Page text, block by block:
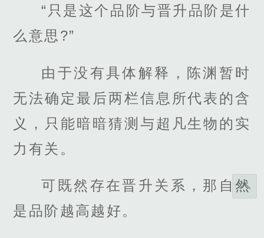
“只是这个品阶与晋升品阶是什
么意思?”
由于没有具体解释，陈渊暂时
无法确定最后两栏信息所代表的含
义，只能暗暗猜测与超凡生物的实
力有关。
可既然存在晋升关系，那自然
是品阶越高越好。